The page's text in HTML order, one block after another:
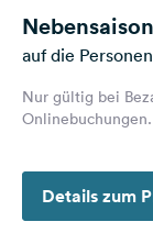
Fragen &
Feedback
Sprache:
Deutsch
Folge
uns
Nebensaison
auf die
Nur gültig bei
Onlinebuchungen.
Details zum